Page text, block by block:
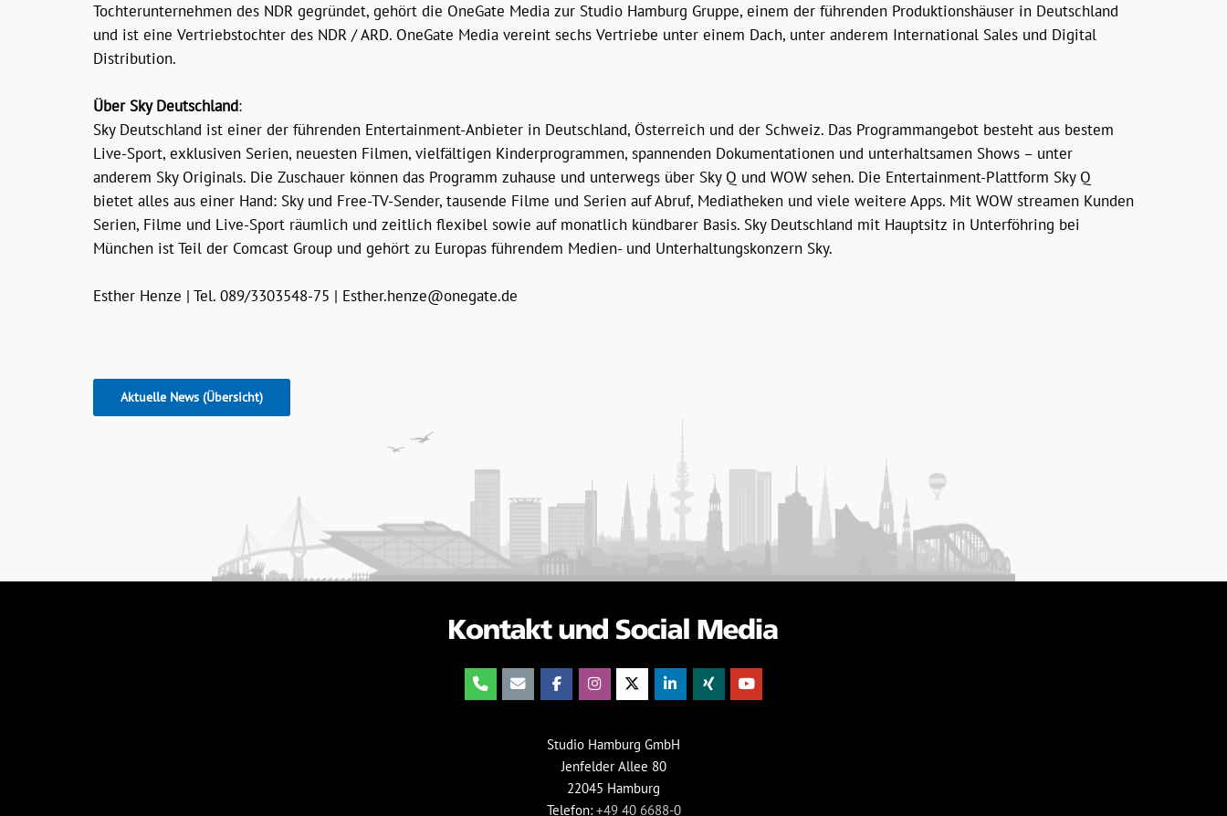
Tochterunternehmen des NDR gegründet, gehört die OneGate Media zur Studio Hamburg Gruppe, einem der führenden Produktionshäuser in Deutschland
und ist eine Vertriebstochter des NDR / ARD. OneGate Media vereint sechs Vertriebe unter einem Dach, unter anderem International Sales und Digital
Distribution.
Über Sky Deutschland:
Sky Deutschland ist einer der führenden Entertainment-Anbieter in Deutschland, Österreich und der Schweiz. Das Programmangebot besteht aus bestem
Live-Sport, exklusiven Serien, neuesten Filmen, vielfältigen Kinderprogrammen, spannenden Dokumentationen und unterhaltsamen Shows – unter
anderem Sky Originals. Die Zuschauer können das Programm zuhause und unterwegs über Sky Q und WOW sehen. Die Entertainment-Plattform Sky Q
bietet alles aus einer Hand: Sky und Free-TV-Sender, tausende Filme und Serien auf Abruf, Mediatheken und viele weitere Apps. Mit WOW streamen Kunden
Serien, Filme und Live-Sport räumlich und zeitlich flexibel sowie auf monatlich kündbarer Basis. Sky Deutschland mit Hauptsitz in Unterföhring bei
München ist Teil der Comcast Group und gehört zu Europas führendem Medien- und Unterhaltungskonzern Sky.
Esther Henze | Tel. 089/3303548-75 | Esther.henze@onegate.de
Aktuelle News (Übersicht)
Studio Hamburg GmbH
Jenfelder Allee 80
22045 Hamburg
Telefon: +49 40 6688-0